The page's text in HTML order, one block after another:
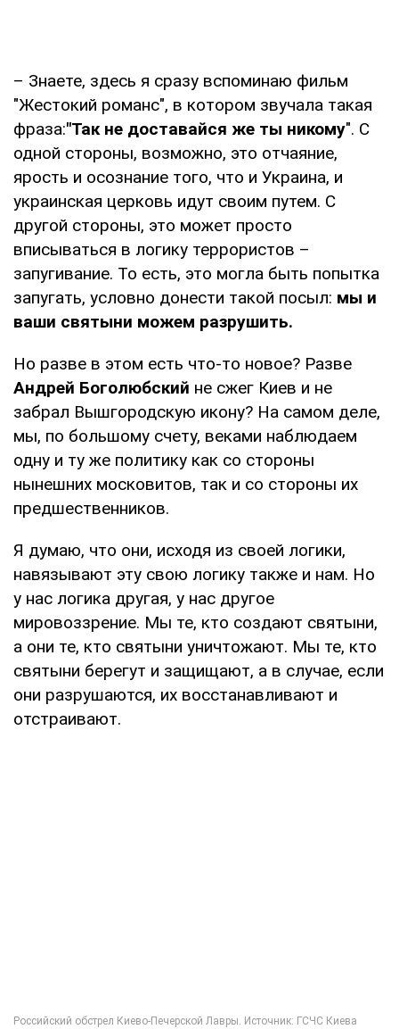
– Знаете, здесь я сразу вспоминаю фильм
"Жестокий романс", в котором звучала такая
фраза:"Так не доставайся же ты никому". С
одной стороны, возможно, это отчаяние,
ярость и осознание того, что и Украина, и
украинская церковь идут своим путем. С
другой стороны, это может просто
вписываться в логику террористов –
запугивание. То есть, это могла быть попытка
запугать, условно донести такой посыл: мы и
ваши святыни можем разрушить.
Но разве в этом есть что-то новое? Разве
Андрей Боголюбский не сжег Киев и не
забрал Вышгородскую икону? На самом деле,
мы, по большому счету, веками наблюдаем
одну и ту же политику как со стороны
нынешних московитов, так и со стороны их
предшественников.
Я думаю, что они, исходя из своей логики,
навязывают эту свою логику также и нам. Но
у нас логика другая, у нас другое
мировоззрение. Мы те, кто создают святыни,
а они те, кто святыни уничтожают. Мы те, кто
святыни берегут и защищают, а в случае, если
они разрушаются, их восстанавливают и
отстраивают.